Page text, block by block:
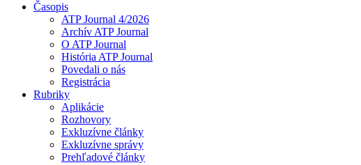
Časopis
ATP Journal 4/2026
Archív ATP Journal
O ATP Journal
História ATP Journal
Povedali o nás
Registrácia
Rubriky
Aplikácie
Rozhovory
Exkluzívne články
Exkluzívne správy
Prehľadové články